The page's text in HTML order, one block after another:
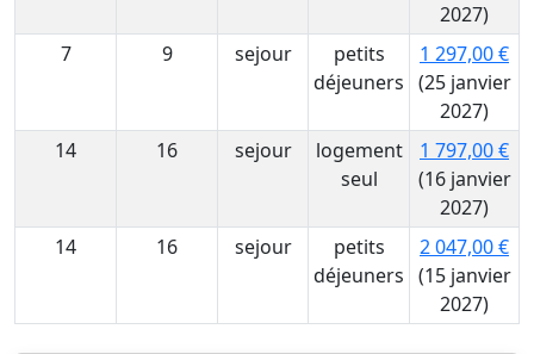
2027)
7
9 sejour
petits
déjeuners
1 297,00 €
(25 janvier
2027)
14
16 sejour
logement
seul
1 797,00 €
(16 janvier
2027)
14
16 sejour
petits
déjeuners
2 047,00 €
(15 janvier
2027)